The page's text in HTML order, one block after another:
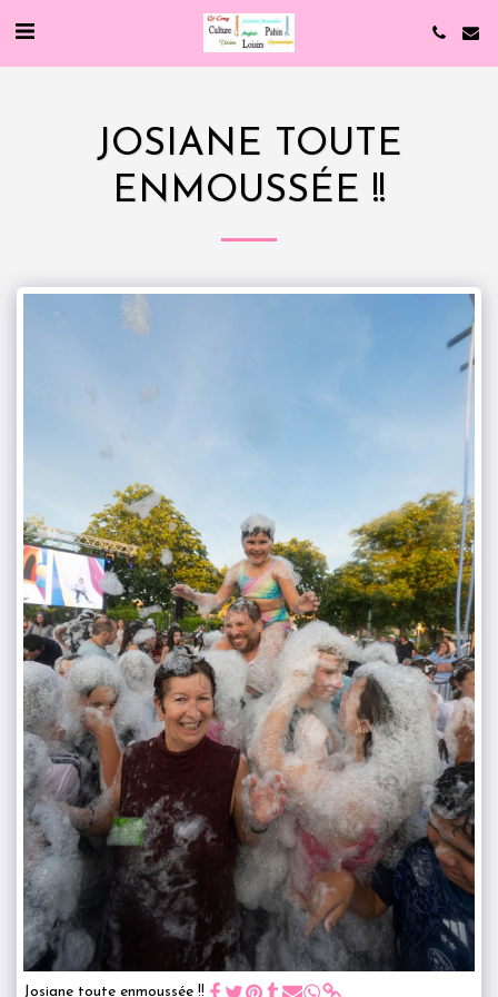
JOSIANE TOUTE
ENMOUSSÉE !!
Josiane toute enmoussée !!